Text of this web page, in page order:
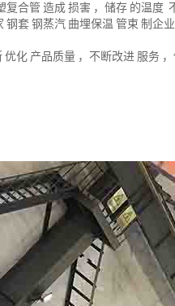
复合管 造成损害 ，储存 的温度
钢套钢蒸汽 曲埋保温 管束 制企业
优化 产品质量 ，不断改进 服务